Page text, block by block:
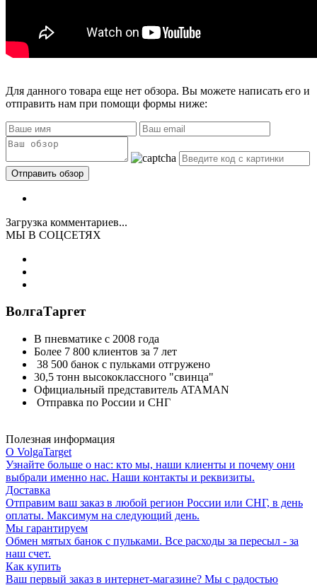
Для данного товара еще нет обзора. Вы можете написать его и
отправить нам при помощи формы ниже:
Загрузка комментариев...
МЫ В СОЦСЕТЯХ
ВолгаТаргет
В пневматике с 2008 года
Более 7 800 клиентов за 7 лет
38 500 банок с пульками отгружено
30,5 тонн высококлассного "свинца"
Официальный представитель ATAMAN
Отправка по России и СНГ
Полезная информация
О VolgaTarget
Узнайте больше о нас: кто мы, наши клиенты и почему они
выбрали именно нас. Наши контакты и реквизиты.
Доставка
Отправим ваш заказ в любой регион России или СНГ, в день
оплаты. Максимум на следующий день.
Мы гарантируем
Обмен мятых банок с пульками. Все расходы за пересыл - за
наш счет.
Как купить
Ваш первый заказ в интернет-магазине? Мы с радостью